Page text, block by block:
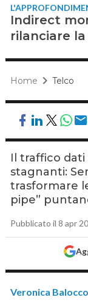
Indirect
rilanciare
Home Telco
Il traffico dati
stagnanti:
trasformare
pipe”
Pubblicato il 8 apr
Veronica Balocco